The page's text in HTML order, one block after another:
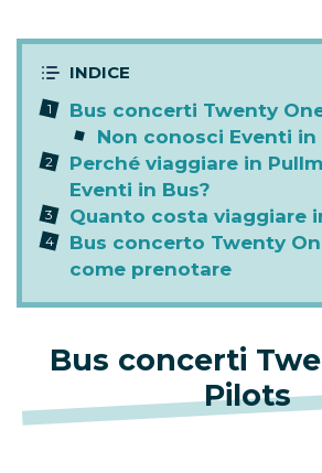
Bus concerti Twenty
Non conosci Eventi in
Perché viaggiare in
Eventi in Bus?
Quanto costa viaggiare
Bus concerto Twenty
come prenotare
Bus concerti
Pilots